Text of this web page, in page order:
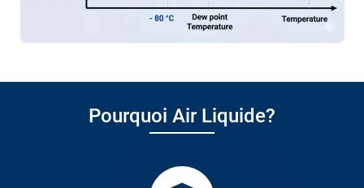
Pourquoi Air Liquide?